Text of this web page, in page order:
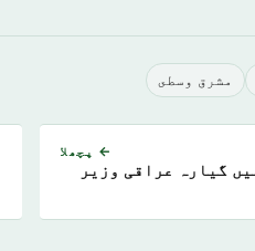
مشرق وسطى
← پچھلا
گیارہ عراقی وزیر